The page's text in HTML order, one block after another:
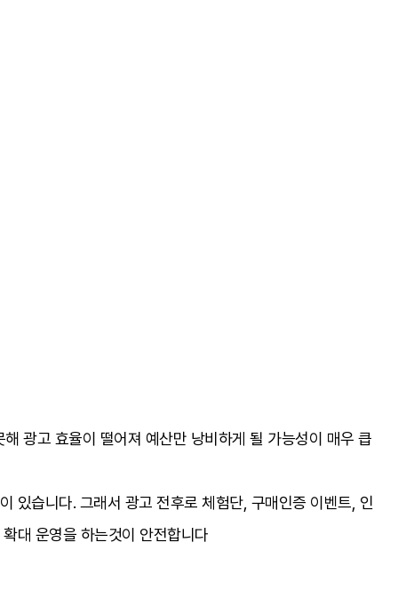
광고 효율이 떨어져 예산만 낭비하게 될 가능성이 매우 큽
있습니다. 그래서 광고 전후로 체험단, 구매인증 이벤트, 인
대 운영을 하는것이 안전합니다